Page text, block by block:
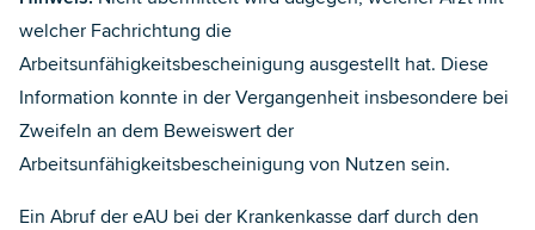
welcher Fachrichtung die
Arbeitsunfähigkeitsbescheinigung ausgestellt hat. Diese
Information konnte in der Vergangenheit insbesondere bei
Zweifeln an dem Beweiswert der
Arbeitsunfähigkeitsbescheinigung von Nutzen sein.
Ein Abruf der eAU bei der Krankenkasse darf durch den